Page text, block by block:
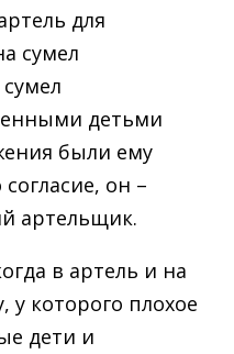
для
сумел
детьми
были ему
он –
артельщик.
в артель и на
у которого плохое
дети и